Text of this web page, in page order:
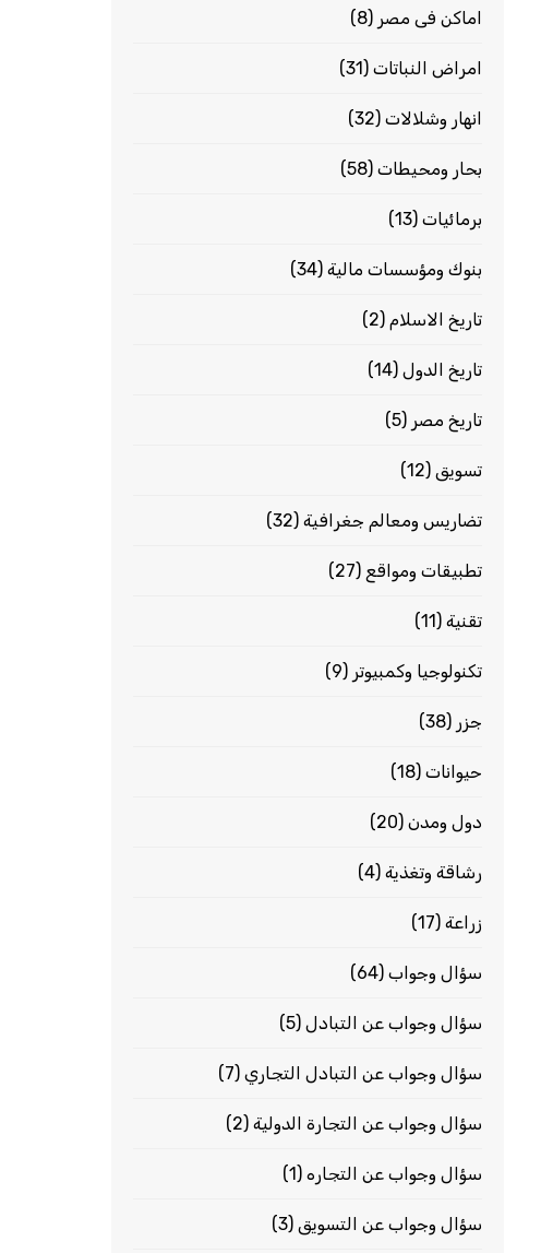
اماكن فى مصر (8)
امراض النباتات (31)
انهار وشلالات (32)
بحار ومحيطات (58)
برمائيات (13)
بنوك ومؤسسات مالية (34)
تاريخ الاسلام (2)
تاريخ الدول (14)
تاريخ مصر (5)
تسويق (12)
تضاريس ومعالم جغرافية (32)
تطبيقات ومواقع (27)
تقنية (11)
تكنولوجيا وكمبيوتر (9)
جزر (38)
حيوانات (18)
دول ومدن (20)
رشاقة وتغذية (4)
زراعة (17)
سؤال وجواب (64)
سؤال وجواب عن التبادل (5)
سؤال وجواب عن التبادل التجاري (7)
سؤال وجواب عن التجارة الدولية (2)
سؤال وجواب عن التجاره (1)
سؤال وجواب عن التسويق (3)